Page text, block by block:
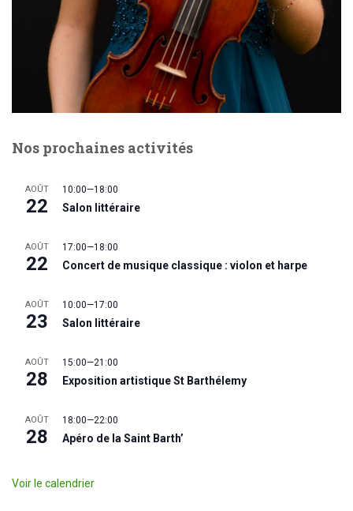
Nos prochaines activités
AOÛT
22
10:00—18:00
Salon littéraire
AOÛT
22
17:00—18:00
Concert de musique classique : violon et harpe
AOÛT
23
10:00—17:00
Salon littéraire
AOÛT
28
15:00—21:00
Exposition artistique St Barthélemy
AOÛT
28
18:00—22:00
Apéro de la Saint Barth’
Voir le calendrier